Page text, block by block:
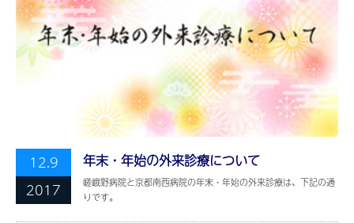
12.9
2017
年末・年始の外来診療について
嵯峨野病院と京都南西病院の年末・年始の外来診療は、下記の通
りです。